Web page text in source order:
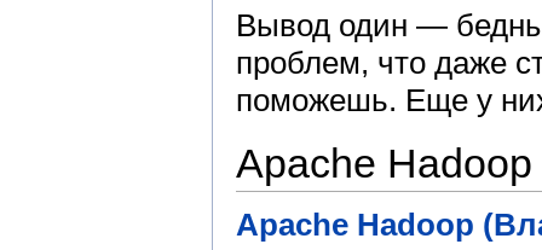
Вывод один —
проблем, что даже
поможешь. Еще у
Apache Hadoop
Apache Hadoop